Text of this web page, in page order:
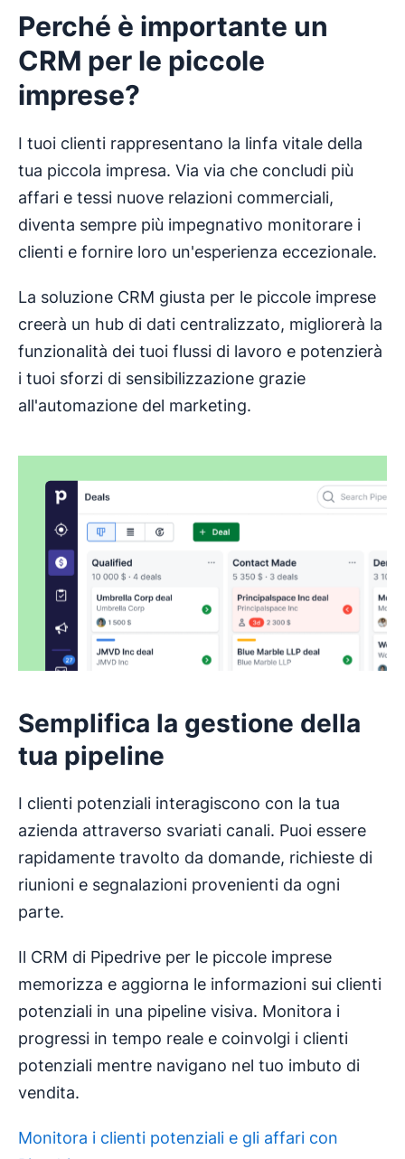
Perché è importante un
CRM per le piccole
imprese?
I tuoi clienti rappresentano la linfa vitale della
tua piccola impresa. Via via che concludi più
affari e tessi nuove relazioni commerciali,
diventa sempre più impegnativo monitorare i
clienti e fornire loro un'esperienza eccezionale.
La soluzione CRM giusta per le piccole imprese
creerà un hub di dati centralizzato, migliorerà la
funzionalità dei tuoi flussi di lavoro e potenzierà
i tuoi sforzi di sensibilizzazione grazie
all'automazione del marketing.
Semplifica la gestione della
tua pipeline
I clienti potenziali interagiscono con la tua
azienda attraverso svariati canali. Puoi essere
rapidamente travolto da domande, richieste di
riunioni e segnalazioni provenienti da ogni
parte.
Il CRM di Pipedrive per le piccole imprese
memorizza e aggiorna le informazioni sui clienti
potenziali in una pipeline visiva. Monitora i
progressi in tempo reale e coinvolgi i clienti
potenziali mentre navigano nel tuo imbuto di
vendita.
Monitora i clienti potenziali e gli affari con